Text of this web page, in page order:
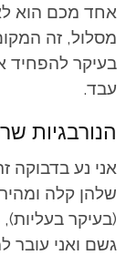
אחד מכם הוא
מסלול, זה
בעיקר להפחיד
עבד.
הנורבגיות
אני נע בדבוקה
שלהן קלה
(בעיקר
גשם ואני עובר